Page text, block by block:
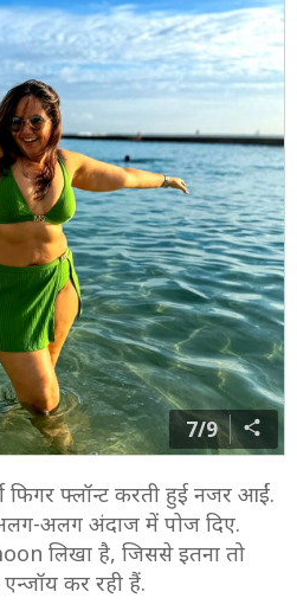
7/9
फिगर फ्लॉन्ट करती हुई नजर आईं.
अलग अंदाज में पोज दिए.
लिखा है, जिससे इतना तो
कर रही हैं.